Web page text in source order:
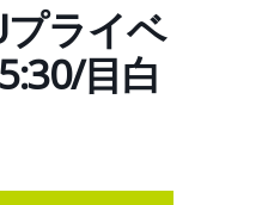
プライベ
目白